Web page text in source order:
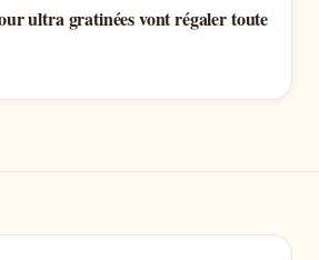
ultra gratinées vont régaler toute